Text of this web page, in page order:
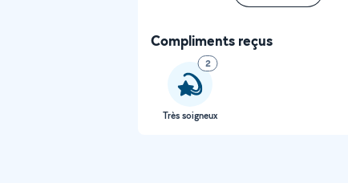
Compliments reçus
2
Très soigneux